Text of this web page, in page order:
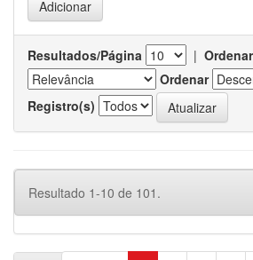
Resultados/Página |
Ordenar
Registro(s)
Resultado 1-10 de 101.